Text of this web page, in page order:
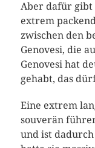
Aber dafür gibt
extrem
zwischen den
Genovesi, die
Genovesi hat
gehabt, das
Eine extrem
souverän
und ist